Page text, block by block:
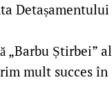
Detașamentului
Știrbei” al
mult succes în